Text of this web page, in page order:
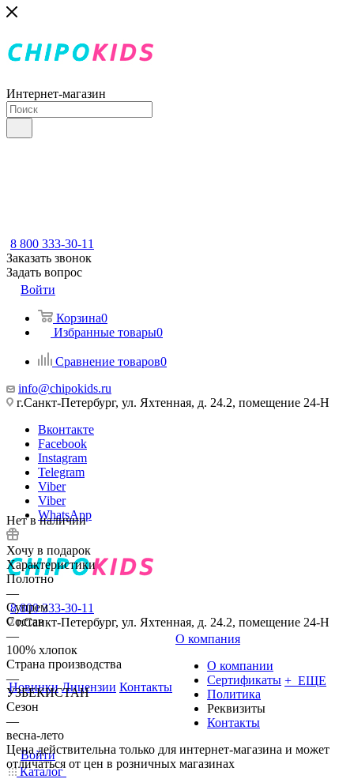
Интернет-магазин
8 800 333-30-11
Заказать звонок
Задать вопрос
Войти
Корзина0
Избранные товары0
Сравнение товаров0
info@chipokids.ru
г.Санкт-Петербург, ул. Яхтенная, д. 24.2, помещение 24-Н
Вконтакте
Facebook
Instagram
Telegram
Viber
Viber
WhatsApp
8 800 333-30-11
г.Санкт-Петербург, ул. Яхтенная, д. 24.2, помещение 24-Н
Новинки Лицензии Контакты
О компания
О компании
Сертификаты
Политика
Реквизиты
Контакты
+ ЕЩЕ
Войти
Каталог
Нет в наличии
Хочу в подарок
Характеристики
Полотно
—
Супрем
Состав
—
100% хлопок
Страна производства
—
УЗБЕКИСТАН
Сезон
—
весна-лето
Цена действительна только для интернет-магазина и может
отличаться от цен в розничных магазинах